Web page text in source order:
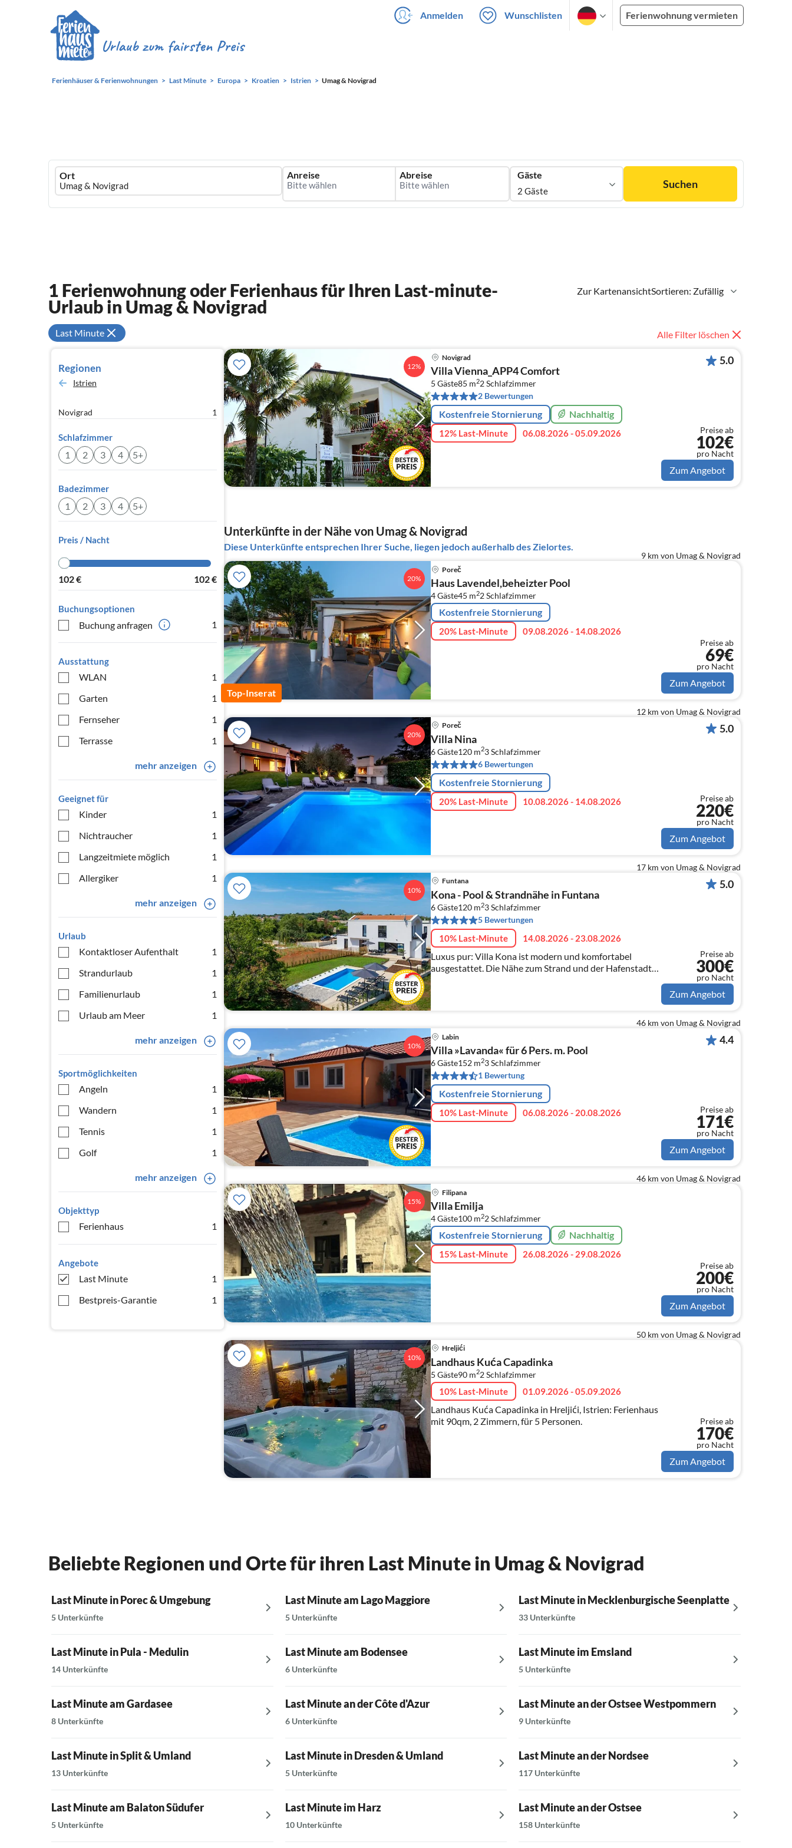
Anmelden Wunschlisten Ferienwohnung vermieten
Ferienhäuser & Ferienwohnungen Last Minute Europa Kroatien Istrien Umag & Novigrad
Ferienhausmiete
logo
Ort Anreise Abreise Gäste
2 Gäste
Suchen
Zur KartenansichtSortieren: Zufällig
1 Ferienwohnung oder Ferienhaus für Ihren Last-minute-
Urlaub in Umag & Novigrad
Last Minute Alle Filter löschen
Regionen
Istrien
Novigrad 1
Schlafzimmer
1 2 3 4 5+
Badezimmer
1 2 3 4 5+
Preis / Nacht
102€ 102€
Buchungsoptionen
Buchung anfragen 1
Ausstattung
WLAN
1
Garten
1
Fernseher
1
Terrasse
1
mehr anzeigen
Geeignet für
Kinder
1
Nichtraucher
1
Langzeitmiete möglich
1
Allergiker
1
mehr anzeigen
Urlaub
Kontaktloser Aufenthalt
1
Strandurlaub
1
Familienurlaub
1
Urlaub am Meer
1
mehr anzeigen
Sportmöglichkeiten
Angeln
1
Wandern
1
Tennis
1
Golf
1
mehr anzeigen
Objekttyp
Ferienhaus 1
Angebote
Last Minute
1
Bestpreis-Garantie
1
12%
Novigrad
Villa Vienna_APP4 Comfort
5 Gäste85 m22Schlafzimmer
2 Bewertungen
Kostenfreie Stornierung Nachhaltig
12% Last-Minute 06.08.2026 - 05.09.2026
5.0
Preise ab
102€
pro Nacht
Zum Angebot
Unterkünfte in der Nähe von Umag & Novigrad
Diese Unterkünfte entsprechen Ihrer Suche, liegen jedoch außerhalb des Zielortes.
Top-Inserat
20%
9 km von Umag & Novigrad
Poreč
Haus Lavendel,beheizter Pool
4 Gäste45 m22Schlafzimmer
Kostenfreie Stornierung
20% Last-Minute 09.08.2026 - 14.08.2026
Preise ab
69€
pro Nacht
Zum Angebot
20%
12 km von Umag & Novigrad
Poreč
Villa Nina
6 Gäste120 m23Schlafzimmer
6 Bewertungen
Kostenfreie Stornierung
20% Last-Minute 10.08.2026 - 14.08.2026
5.0
Preise ab
220€
pro Nacht
Zum Angebot
10%
17 km von Umag & Novigrad
Funtana
Kona - Pool & Strandnähe in Funtana
6 Gäste120 m23Schlafzimmer
5 Bewertungen
10% Last-Minute 14.08.2026 - 23.08.2026
Luxus pur: Villa Kona ist modern und komfortabel
ausgestattet. Die Nähe zum Strand und der Hafenstadt
Funtana runden Ihr perfektes Urlaubserlebniss ab!
5.0
Preise ab
300€
pro Nacht
Zum Angebot
10%
46 km von Umag & Novigrad
Labin
Villa »Lavanda« für 6 Pers. m. Pool
6 Gäste152 m23Schlafzimmer
1 Bewertung
Kostenfreie Stornierung
10% Last-Minute 06.08.2026 - 20.08.2026
4.4
Preise ab
171€
pro Nacht
Zum Angebot
15%
46 km von Umag & Novigrad
Filipana
Villa Emilja
4 Gäste100 m22Schlafzimmer
Kostenfreie Stornierung Nachhaltig
15% Last-Minute 26.08.2026 - 29.08.2026
Preise ab
200€
pro Nacht
Zum Angebot
10%
50 km von Umag & Novigrad
Hreljići
Landhaus Kuća Capadinka
5 Gäste90 m22Schlafzimmer
10% Last-Minute 01.09.2026 - 05.09.2026
Landhaus Kuća Capadinka in Hreljići, Istrien: Ferienhaus
mit 90qm, 2 Zimmern, für 5 Personen.
Preise ab
170€
pro Nacht
Zum Angebot
Beliebte Regionen und Orte für ihren Last Minute in Umag & Novigrad
Last Minute in Porec & Umgebung
5 Unterkünfte
Last Minute in Pula - Medulin
14 Unterkünfte
Last Minute am Gardasee
8 Unterkünfte
Last Minute in Split & Umland
13 Unterkünfte
Last Minute am Balaton Südufer
5 Unterkünfte
Last Minute am Lago Maggiore
5 Unterkünfte
Last Minute am Bodensee
6 Unterkünfte
Last Minute an der Côte d'Azur
6 Unterkünfte
Last Minute in Dresden & Umland
5 Unterkünfte
Last Minute im Harz
10 Unterkünfte
Last Minute in Mecklenburgische Seenplatte
33 Unterkünfte
Last Minute im Emsland
5 Unterkünfte
Last Minute an der Ostsee Westpommern
9 Unterkünfte
Last Minute an der Nordsee
117 Unterkünfte
Last Minute an der Ostsee
158 Unterkünfte